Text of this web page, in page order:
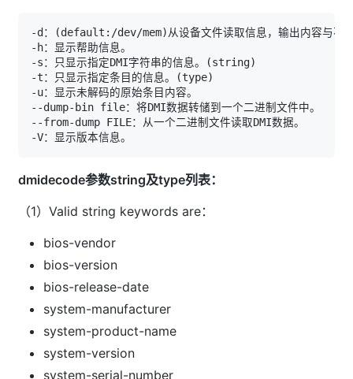
-d： (default:/dev/mem)
-s：只显示指定DMI字符串的信息。
(string)
-t：只显示指定条目的信息。
(type)
dmidecode参数string及type列表：
（1）Valid string keywords are：
bios-vendor
bios-version
bios-release-date
system-manufacturer
system-product-name
system-version
system-serial-number